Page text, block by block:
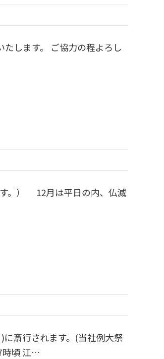
します。 ご協力の程よろし
。） 12月は平日の内、仏滅
斎行されます。(当社例大祭
時頃 江…